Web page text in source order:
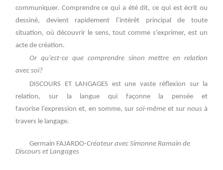
communiquer. Comprendre ce qui a été dit, ce qui estécrit ou
dessiné, devient rapidement l’intérêt principal de toute
situation, où découvrir le sens, tout comme s’exprimer, est un
acte de création.
Or qu’est-ce que comprendre sinon mettre en relation
avec soi?
DISCOURS ET LANGAGES est une vaste réflexion sur la
relation, sur la langue qui façonne la pensée et
favorise l’expression et, en somme, sur soi-même et sur nousà
travers le langage.
Germain FAJARDO-Créateur avec Simonne Ramain de
Discours et Langages